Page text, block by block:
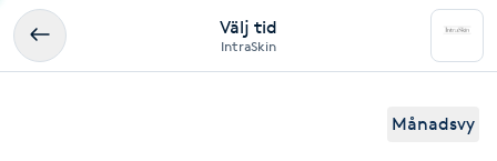
Välj tid
IntraSkin
Månadsvy